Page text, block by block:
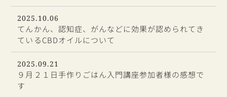
2025.10.06
てんかん、認知症、がんなどに効果が認められてき
ているCBDオイルについて
2025.09.21
９月２１日手作りごはん入門講座参加者様の感想で
す